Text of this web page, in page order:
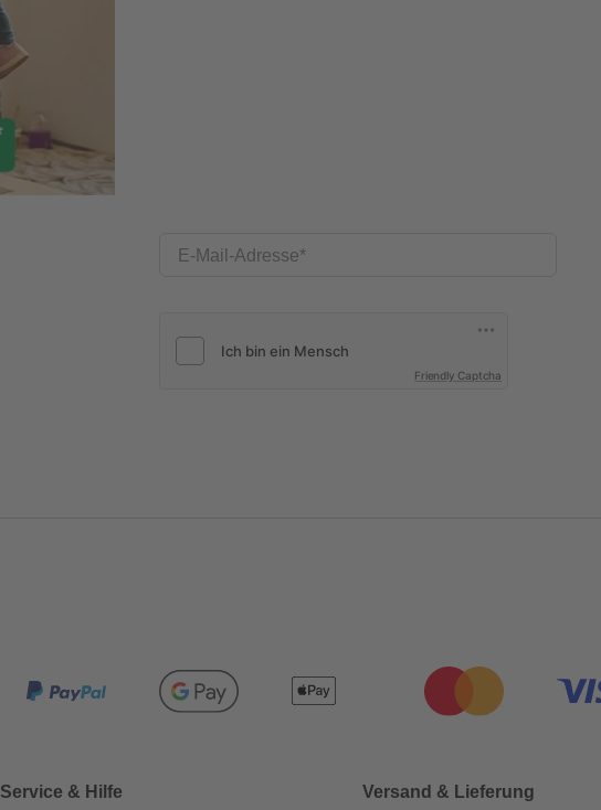
E-Mail-Adresse
Friendly Captcha
Service & Hilfe Versand & Lieferung